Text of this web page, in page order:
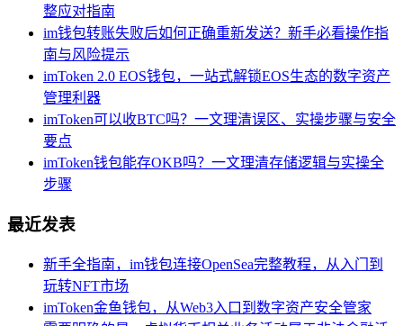
整应对指南
im钱包转账失败后如何正确重新发送？新手必看操作指
南与风险提示
imToken 2.0 EOS钱包，一站式解锁EOS生态的数字资产
管理利器
imToken可以收BTC吗？一文理清误区、实操步骤与安全
要点
imToken钱包能存OKB吗？一文理清存储逻辑与实操全
步骤
最近发表
新手全指南，im钱包连接OpenSea完整教程，从入门到
玩转NFT市场
imToken金鱼钱包，从Web3入口到数字资产安全管家